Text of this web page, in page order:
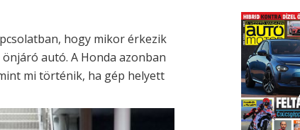
hogy mikor érkezik
autó. A Honda azonban
mi történik, ha gép helyett